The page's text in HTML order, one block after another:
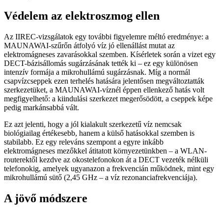
Védelem az elektroszmog ellen
Az IIREC-vizsgálatok egy további figyelemre méltó eredménye: a
MAUNAWAI-szűrőn átfolyó víz jó ellenállást mutat az
elektromágneses zavarásokkal szemben. Kísérletek során a vizet egy
DECT-bázisállomás sugárzásának tették ki – ez egy különösen
intenzív formája a mikrohullámú sugárzásnak. Míg a normál
csapvízcseppek ezen terhelés hatására jelentősen megváltoztatták
szerkezetüket, a MAUNAWAI-víznél éppen ellenkező hatás volt
megfigyelhető: a kiindulási szerkezet megerősödött, a cseppek képe
pedig markánsabbá vált.
Ez azt jelenti, hogy a jól kialakult szerkezetű víz nemcsak
biológiailag értékesebb, hanem a külső hatásokkal szemben is
stabilabb. Ez egy releváns szempont a egyre inkább
elektromágneses mezőkkel átitatott környezetünkben – a WLAN-
routerektől kezdve az okostelefonokon át a DECT vezeték nélküli
telefonokig, amelyek ugyanazon a frekvencián működnek, mint egy
mikrohullámú sütő (2,45 GHz – a víz rezonanciafrekvenciája).
A jövő módszere